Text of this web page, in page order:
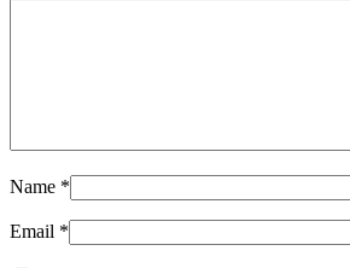
Name *
Email *